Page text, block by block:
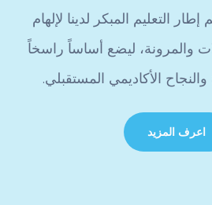
التعليم المبكر لدينا لإلهام
والمرونة، ليضع أساساً راسخاً
الأكاديمي المستقبلي.
اعرف المزيد